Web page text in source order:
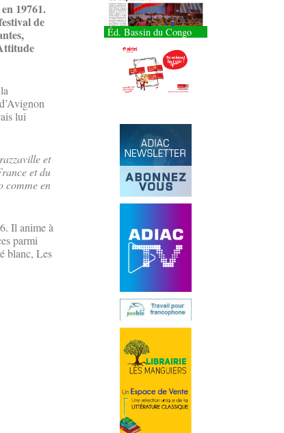
19761.
de
lui
et
et du
comme en
Il anime à
parmi
blanc, Les
Éd. Bassin du Congo